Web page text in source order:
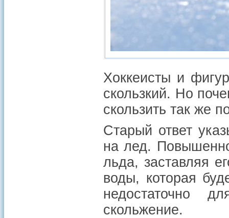
Хоккеисты и
скользкий. Но
скользить так же
Старый ответ
на лед.
льда, заставляя
воды, которая
недостаточно
скольжение.